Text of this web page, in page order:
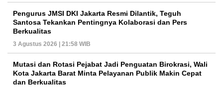
Pengurus JMSI DKI Jakarta Resmi Dilantik, Teguh
Santosa Tekankan Pentingnya Kolaborasi dan Pers
Berkualitas
3 Agustus 2026 | 21:58 WIB
Mutasi dan Rotasi Pejabat Jadi Penguatan Birokrasi, Wali
Kota Jakarta Barat Minta Pelayanan Publik Makin Cepat
dan Berkualitas